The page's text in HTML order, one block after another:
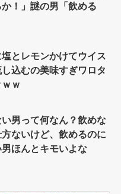
！」謎の男「飲める
とレモンかけてウイス
込むの美味すぎワロタ
ｗ
男って何なん？飲めな
ないけど、飲めるのに
ほんとキモいよな